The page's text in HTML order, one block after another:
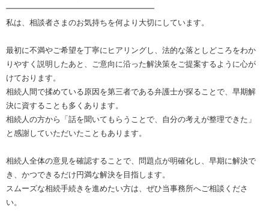
━━━━━━━━━━━━━━━━━━━
私は、相談者さまのお気持ちを何より大切にしています。
最初に不満やご希望を丁寧にヒアリングし、法的な落としどころをわか
りやすく説明したあと、ご意向に沿った解決策をご提案するように心が
けております。
相続人間で揉めている原因を第三者である弁護士が探ることで、早期解
決に資することも多くあります。
相続人の方から「話を聞いてもらうことで、自分の考えが整理できた」
と感謝していただいたこともあります。
相続人全体の意見を確認することで、問題点が明確化し、早期に解決で
き、かつできるだけ円満な解決を目指します。
スムーズな相続手続きを進めたい方は、ぜひ当事務所へご相談くださ
い。